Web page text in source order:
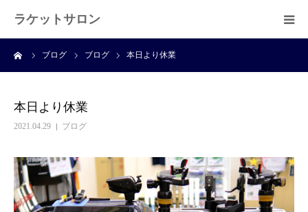
ラケットサロン
ブログ ブログ 本日より休業
本日より休業
2021.04.29 ブログ
ホーム
プライベートレッスン